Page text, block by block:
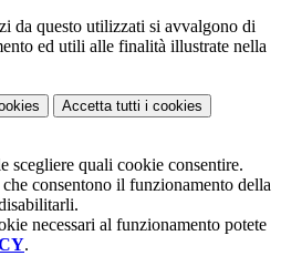
da questo utilizzati si avvalgono di
ed utili alle finalità illustrate nella
Accetta tutti i cookies
scegliere quali cookie consentire.
consentono il funzionamento della
necessari al funzionamento potete
.